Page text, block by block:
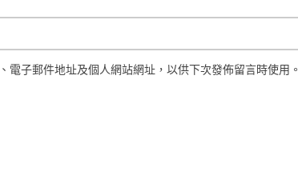
電子郵件地址及個人網站網址，以供下次發佈留言時使用。